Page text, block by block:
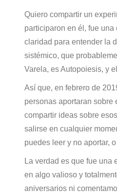
Quiero compartir un
participaron en él, fue
claridad para entender la
sistémico, que
Varela, es Autopoiesis, y
Así que, en febrero de
personas aportaran sobre
compartir ideas sobre
salirse en cualquier
puedes leer y no aportar,
La verdad es que fue una
en algo valioso y
aniversarios ni